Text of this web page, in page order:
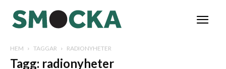
HEM TAGGAR RADIONYHETER
Tagg: radionyheter